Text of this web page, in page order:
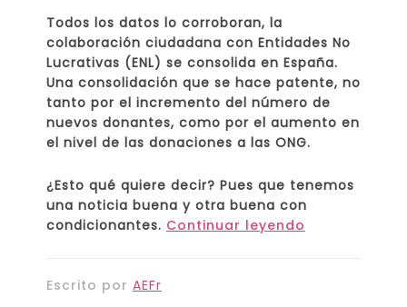
Todos los datos lo corroboran, la
colaboración ciudadana con Entidades No
Lucrativas (ENL) se consolida en España.
Una consolidación que se hace patente, no
tanto por el incremento del número de
nuevos donantes, como por el aumento en
el nivel de las donaciones a las ONG.
¿Esto qué quiere decir? Pues que tenemos
una noticia buena y otra buena con
condicionantes. Continuar leyendo
Escrito por AEFr